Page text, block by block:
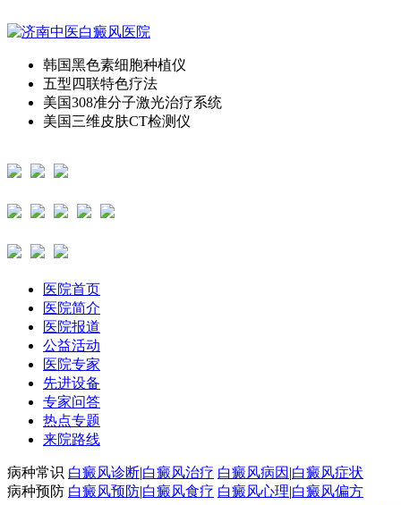
韩国黑色素细胞种植仪
五型四联特色疗法
美国308准分子激光治疗系统
美国三维皮肤CT检测仪
医院首页
医院简介
医院报道
公益活动
医院专家
先进设备
专家问答
热点专题
来院路线
病种常识 白癜风诊断|白癜风治疗 白癜风病因 |白癜风症状
病种预防 白癜风预防|白癜风食疗 白癜风心理|白癜风偏方